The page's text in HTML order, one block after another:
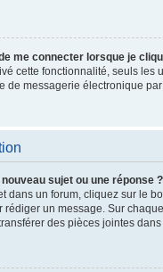
me connecter lorsque je
cette fonctionnalité, seuls
de messagerie électronique
sujet ou une réponse ?
dans un forum, cliquez sur le
rédiger un message. Sur
des pièces jointes dans